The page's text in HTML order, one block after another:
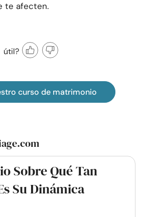
te afecten.
útil?
curso de matrimonio
Sobre Qué Tan
Su Dinámica